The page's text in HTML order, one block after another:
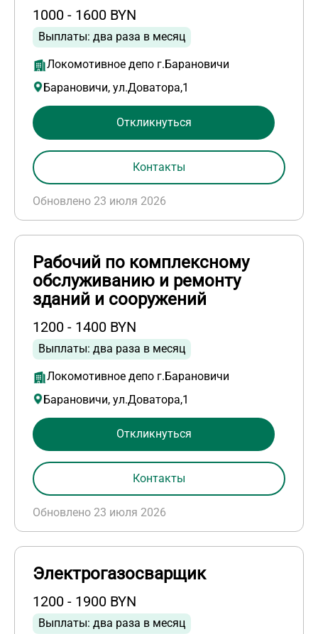
1000 - 1600 BYN
Выплаты: два раза в месяц
Локомотивное депо г.Барановичи
Барановичи, ул.Доватора,1
Обновлено 23 июля 2026
Откликнуться
Контакты
Рабочий по комплексному
обслуживанию и ремонту
зданий и сооружений
1200 - 1400 BYN
Выплаты: два раза в месяц
Локомотивное депо г.Барановичи
Барановичи, ул.Доватора,1
Обновлено 23 июля 2026
Откликнуться
Контакты
Электрогазосварщик
1200 - 1900 BYN
Выплаты: два раза в месяц